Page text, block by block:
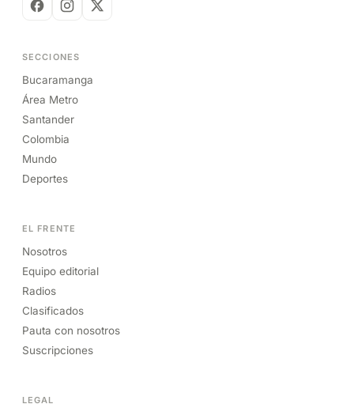
SECCIONES
Bucaramanga
Área Metro
Santander
Colombia
Mundo
Deportes
EL FRENTE
Nosotros
Equipo editorial
Radios
Clasificados
Pauta con nosotros
Suscripciones
LEGAL